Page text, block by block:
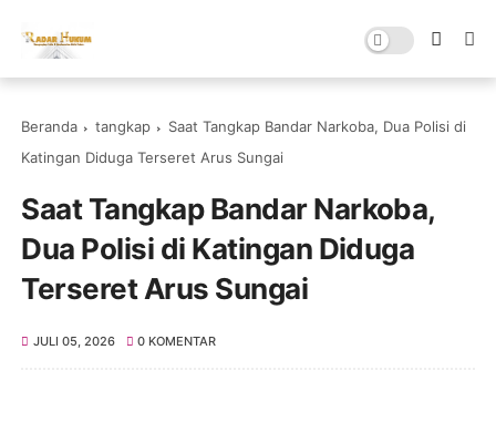
Beranda tangkap
Saat Tangkap Bandar Narkoba, Dua Polisi di
Katingan Diduga Terseret Arus Sungai
Saat Tangkap Bandar Narkoba,
Dua Polisi di Katingan Diduga
Terseret Arus Sungai
JULI 05, 2026 0 KOMENTAR